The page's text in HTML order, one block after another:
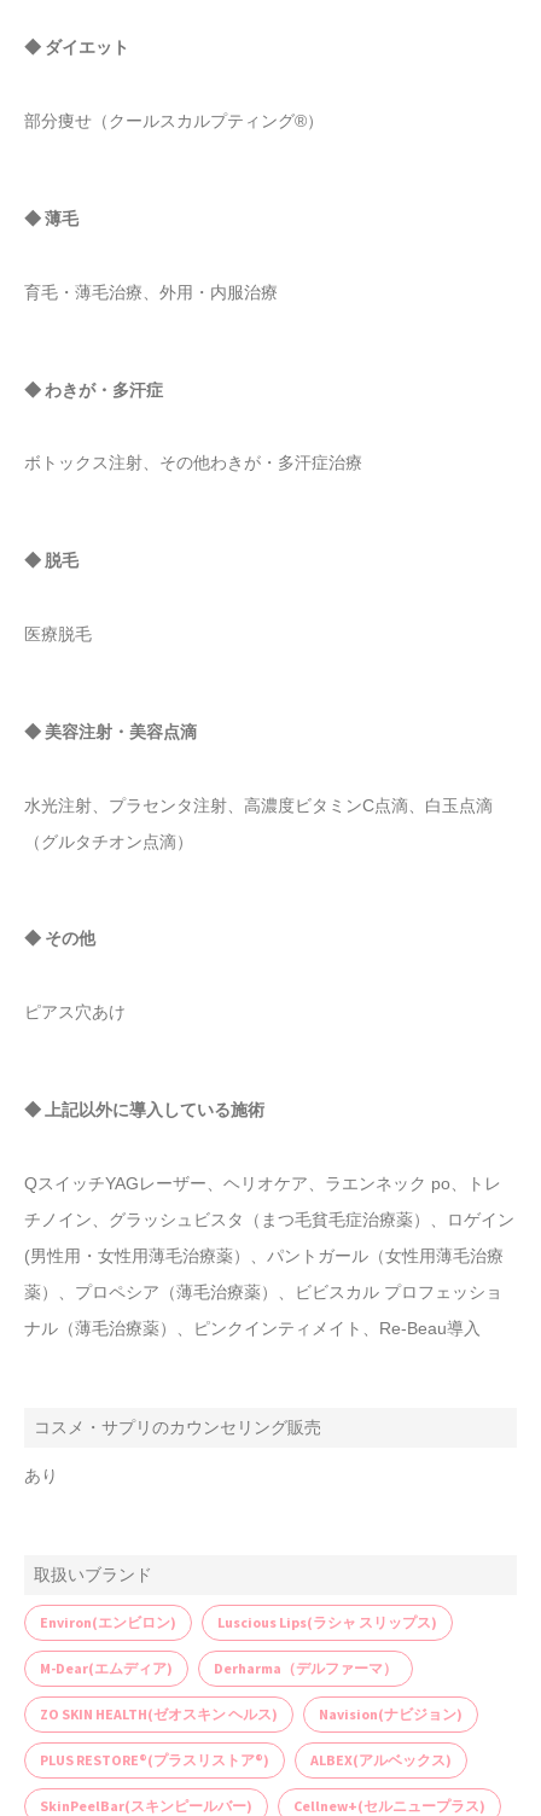
◆ ダイエット
部分痩せ（クールスカルプティング®）
◆ 薄毛
育毛・薄毛治療、外用・内服治療
◆ わきが・多汗症
ボトックス注射、その他わきが・多汗症治療
◆ 脱毛
医療脱毛
◆ 美容注射・美容点滴
水光注射、プラセンタ注射、高濃度ビタミンC点滴、白玉点滴
（グルタチオン点滴）
◆ その他
ピアス穴あけ
◆ 上記以外に導入している施術
QスイッチYAGレーザー、ヘリオケア、ラエンネック po、トレ
チノイン、グラッシュビスタ（まつ毛貧毛症治療薬）、ロゲイン
(男性用・女性用薄毛治療薬）、パントガール（女性用薄毛治療
薬）、プロペシア（薄毛治療薬）、ビビスカル プロフェッショ
ナル（薄毛治療薬）、ピンクインティメイト、Re-Beau導入
コスメ・サプリのカウンセリング販売
あり
取扱いブランド
Environ(エンビロン) Luscious Lips(ラシャ スリップス)
M-Dear(エムディア) Derharma（デルファーマ）
ZO SKIN HEALTH(ゼオスキン ヘルス) Navision(ナビジョン)
PLUS RESTORE®(プラスリストア®) ALBEX(アルベックス)
SkinPeelBar(スキンピールバー) Cellnew+(セルニュープラス)